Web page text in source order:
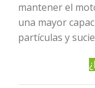
mantener el
una mayor
partículas y